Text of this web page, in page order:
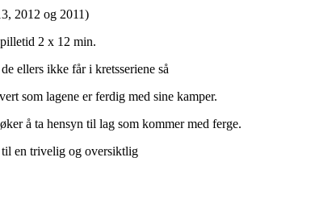
2012 og 2011)
2 x 12 min.
ellers ikke får i kretsseriene så
som lagene er ferdig med sine kamper.
å ta hensyn til lag som kommer med ferge.
til en trivelig og oversiktlig